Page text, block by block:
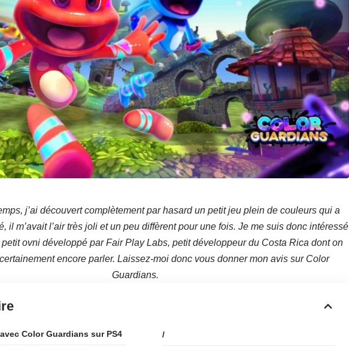
j’ai découvert complètement par hasard un petit jeu plein de couleurs qui a
il m’avait l’air très joli et un peu diffèrent pour une fois. Je me suis donc intéressé
ovni développé par Fair Play Labs, petit développeur du Costa Rica dont on
encore parler. Laissez-moi donc vous donner mon avis sur Color
Guardians.
Color Guardians sur PS4 /